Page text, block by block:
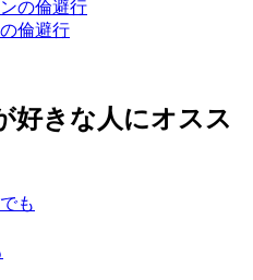
倫避行
好きな人にオスス